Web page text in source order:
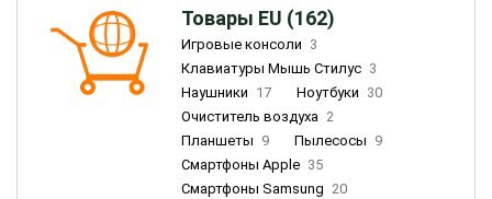
Товары EU (162)
Игровые консоли 3
Клавиатуры Мышь Стилус 3
Наушники 17 Ноутбуки 30
Очиститель воздуха 2
Планшеты 9 Пылесосы 9
Смартфоны Apple 35
Смартфоны Samsung 20